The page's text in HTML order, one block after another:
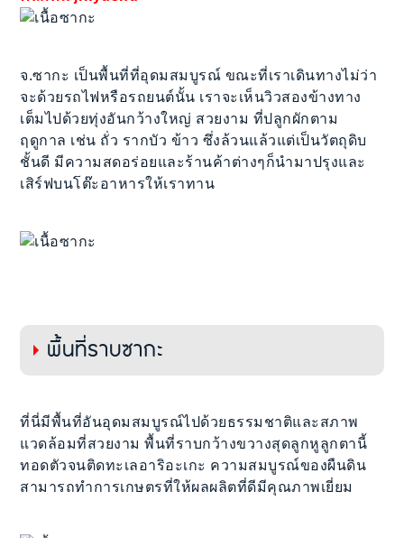
จ.ซากะ เป็นพื้นที่ที่อุดมสมบูรณ์ ขณะที่เราเดินทางไม่ว่า
จะด้วยรถไฟหรือรถยนต์นั้น เราจะเห็นวิวสองข้างทาง
เต็มไปด้วยทุ่งอันกว้างใหญ่ สวยงาม ที่ปลูกผักตาม
ฤดูกาล เช่น ถั่ว รากบัว ข้าว ซึ่งล้วนแล้วแต่เป็นวัตถุดิบ
ชั้นดี มีความสดอร่อยและร้านค้าต่างๆก็นำมาปรุงและ
เสิร์ฟบนโต๊ะอาหารให้เราทาน
พื้นที่ราบซากะ
ที่นี่มีพื้นที่อันอุดมสมบูรณ์ไปด้วยธรรมชาติและสภาพ
แวดล้อมที่สวยงาม พื้นที่ราบกว้างขวางสุดลูกหูลูกตานี้
ทอดตัวจนติดทะเลอาริอะเกะ ความสมบูรณ์ของผืนดิน
สามารถทำการเกษตรที่ให้ผลผลิตที่ดีมีคุณภาพเยี่ยม